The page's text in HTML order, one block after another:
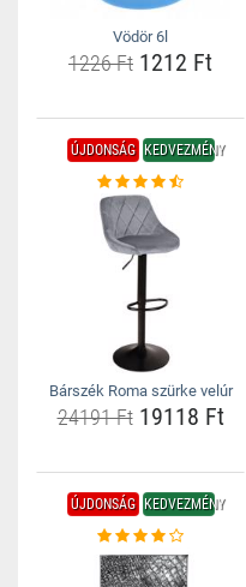
Vödör 6l
1226 Ft 1212 Ft
ÚJDONSÁG KEDVEZMÉNY
Bárszék Roma szürke velúr
24191 Ft19118 Ft
ÚJDONSÁG KEDVEZMÉNY